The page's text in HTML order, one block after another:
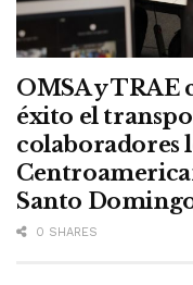
OMSA y
éxito el
colaboradores
Santo
0 SHARES